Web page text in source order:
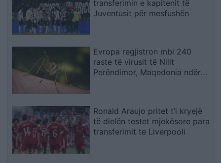
transferimin e kapitenit të
Juventusit për mesfushën
Evropa regjistron mbi 240
raste të virusit të Nilit
Perëndimor, Maqedonia ndër
Ronald Araujo pritet t’i kryejë
të dielën testet mjekësore para
transferimit te Liverpooli